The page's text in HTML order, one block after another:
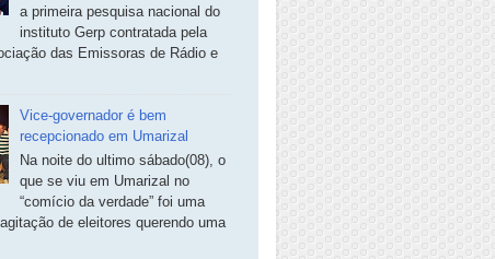
a primeira pesquisa nacional do
instituto Gerp contratada pela
das Emissoras de Rádio e
Vice-governador é bem
recepcionado em Umarizal
Na noite do ultimo sábado(08), o
que se viu em Umarizal no
“comício da verdade” foi uma
de eleitores querendo uma